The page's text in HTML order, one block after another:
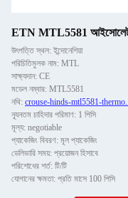
ETN MTL5581 আইসোলেটর
উৎপত্তি স্থল: ইন্দোনেশিয়া
পরিচিতিমুলক নাম: MTL
সাক্ষ্যদান: CE
মডেল নম্বার: MTL5581
নথি: crouse-hinds-mtl5581-
ন্যূনতম চাহিদার পরিমাণ: 1 পিসি
মূল্য: negotiable
প্যাকেজিং বিবরণ: মূল প্যাকেজিং
ডেলিভারি সময়: প্রয়োজন হিসাবে
পরিশোধের শর্ত: টি/টি
যোগানের ক্ষমতা: প্রতি মাসে 100 পিসি